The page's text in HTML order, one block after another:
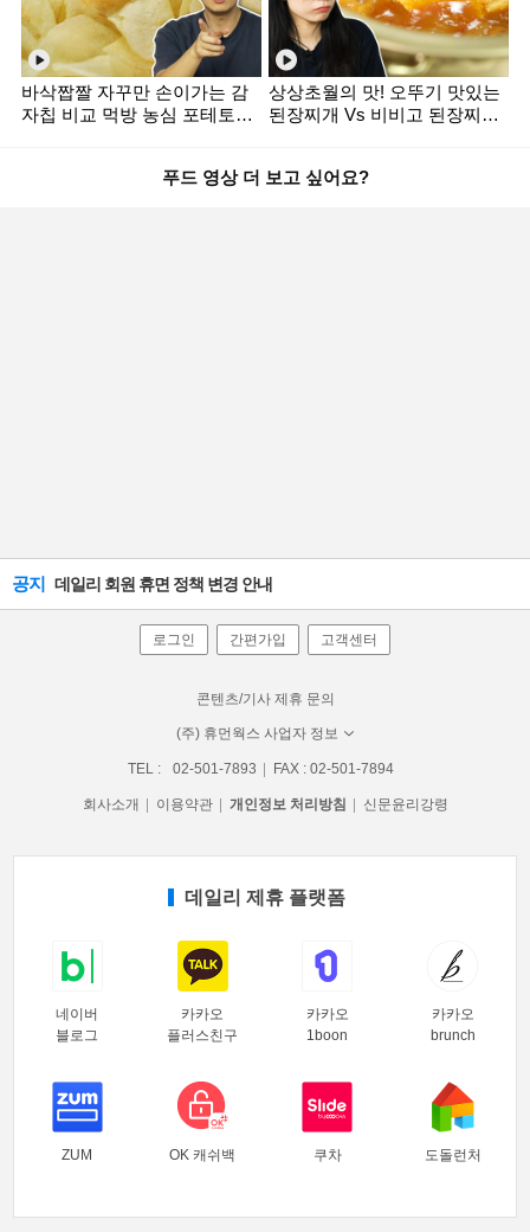
바삭짭짤 자꾸만 손이가는 감
자칩 비교 먹방 농심 포테토칩
상상초월의 맛! 오뚜기 맛있는
된장찌개 Vs 비비고 된장찌개
푸드 영상 더 보고 싶어요?
공지 데일리 회원 휴면 정책 변경 안내
로그인 간편가입 고객센터
콘텐츠/기사 제휴 문의
(주) 휴먼웍스 사업자 정보
TEL : 02-501-7893 FAX : 02-501-7894
회사소개 이용약관 개인정보 처리방침 신문윤리강령
데일리 제휴 플랫폼
네이버
블로그
카카오
플러스친구
카카오
1boon
카카오
brunch
ZUM OK 캐쉬백 쿠차 도돌런처